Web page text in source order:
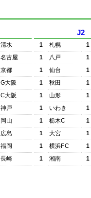
清水
名古屋
京都
G大阪
C大阪
神戸
岡山
広島
福岡
長崎
J2
1 札幌
1
1
八戸
1
1
仙台
1
1
秋田
1
1
山形
1
1
いわき
1
1
栃木C
1
1
大宮
1
1
横浜FC
1
1
湘南 1